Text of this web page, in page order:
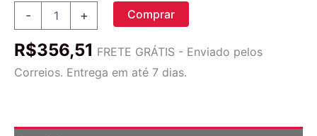
-
60
quantidade
+ Comprar
R$356,51 FRETE GRÁTIS - Enviado pelos
Correios. Entrega em até 7 dias.